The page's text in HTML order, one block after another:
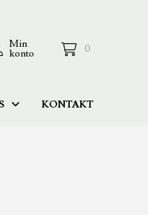
Min
konto 0
KONTAKT